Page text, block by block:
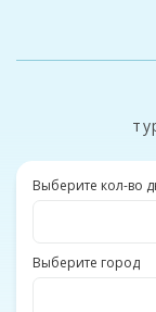
Выберите кол-во
Выберите город